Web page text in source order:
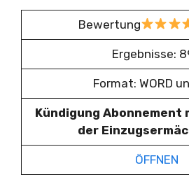
Bewertung
Ergebnisse:
Format: WORD
Kündigung Abonnement
der
ÖFFNEN